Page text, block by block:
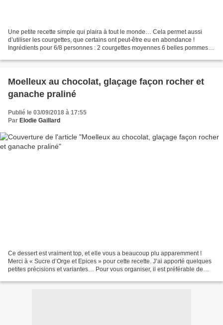
Une petite recette simple qui plaira à tout le monde… Cela permet aussi
d’utiliser les courgettes, que certains ont peut-être eu en abondance !
Ingrédients pour 6/8 personnes : 2 courgettes moyennes 6 belles pommes
Moelleux au chocolat, glaçage façon rocher et
ganache praliné
Publié le 03/09/2018 à 17:55
Par Elodie Gaillard
Ce dessert est vraiment top, et elle vous a beaucoup plu apparemment !
Merci à « Sucre d’Orge et Epices » pour cette recette. J’ai apporté quelques
petites précisions et variantes… Pour vous organiser, il est préférable de